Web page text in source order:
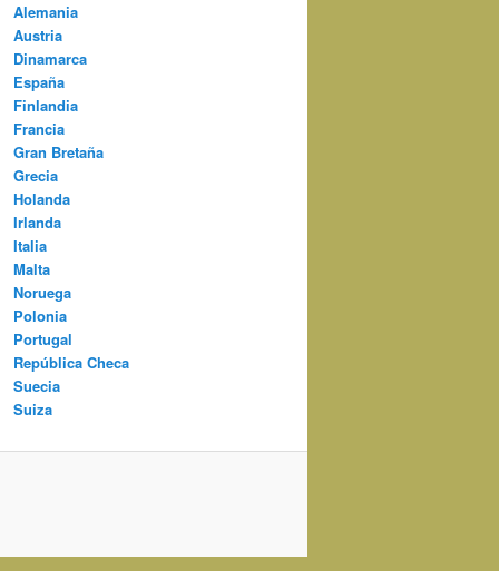
Alemania
Austria
Dinamarca
España
Finlandia
Francia
Gran Bretaña
Grecia
Holanda
Irlanda
Italia
Malta
Noruega
Polonia
Portugal
República Checa
Suecia
Suiza